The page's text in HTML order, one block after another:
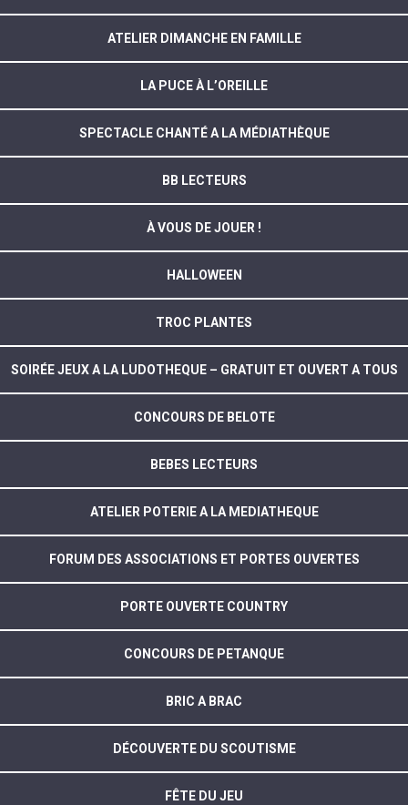
ATELIER DIMANCHE EN FAMILLE
LA PUCE À L’OREILLE
SPECTACLE CHANTÉ A LA MÉDIATHÈQUE
BB LECTEURS
À VOUS DE JOUER !
HALLOWEEN
TROC PLANTES
SOIRÉE JEUX A LA LUDOTHEQUE – GRATUIT ET OUVERT A TOUS
CONCOURS DE BELOTE
BEBES LECTEURS
ATELIER POTERIE A LA MEDIATHEQUE
FORUM DES ASSOCIATIONS ET PORTES OUVERTES
PORTE OUVERTE COUNTRY
CONCOURS DE PETANQUE
BRIC A BRAC
DÉCOUVERTE DU SCOUTISME
FÊTE DU JEU